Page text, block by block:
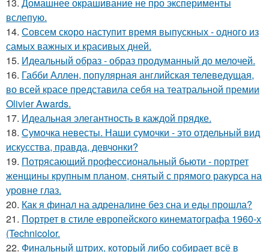
вслепую.
14. Совсем скоро наступит время выпускных - одного из
самых важных и красивых дней.
15. Идеальный образ - образ продуманный до мелочей.
16. Габби Аллен, популярная английская телеведущая,
во всей красе представила себя на театральной премии
Olivier Awards.
17. Идеальная элегантность в каждой прядке.
18. Сумочка невесты. Наши сумочки - это отдельный вид
искусства, правда, девчонки?
19. Потрясающий профессиональный бьюти - портрет
женщины крупным планом, снятый с прямого ракурса на
уровне глаз.
20. Как я финал на адреналине без сна и еды прошла?
21. Портрет в стиле европейского кинематографа 1960-х
(Technicolor.
22. Финальный штрих, который либо собирает всё в